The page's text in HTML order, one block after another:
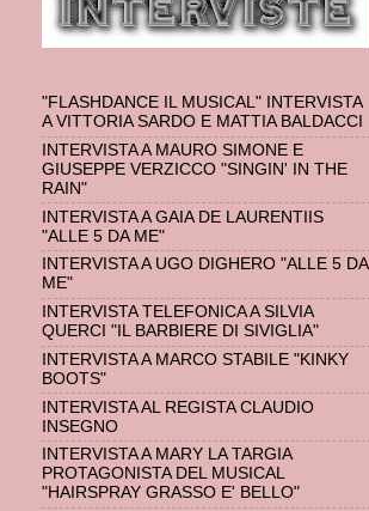
"FLASHDANCE IL MUSICAL" INTERVISTA
A VITTORIA SARDO E MATTIA BALDACCI
INTERVISTA A MAURO SIMONE E
GIUSEPPE VERZICCO "SINGIN' IN THE
RAIN"
INTERVISTA A GAIA DE LAURENTIIS
"ALLE 5 DA ME"
INTERVISTA A UGO DIGHERO "ALLE 5 DA
ME"
INTERVISTA TELEFONICA A SILVIA
QUERCI "IL BARBIERE DI SIVIGLIA"
INTERVISTA A MARCO STABILE "KINKY
BOOTS"
INTERVISTA AL REGISTA CLAUDIO
INSEGNO
INTERVISTA A MARY LA TARGIA
PROTAGONISTA DEL MUSICAL
"HAIRSPRAY GRASSO E' BELLO"